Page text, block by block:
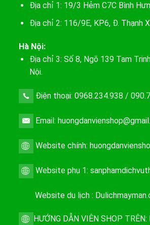
Địa chỉ 1: 19/3 Hẻm C7C Bình
Địa chỉ 2: 116/9E, KP6, Đ. Thạnh
Hà Nội:
Địa chỉ 3: Số 8, Ngõ 139 Tam
Nội.
Điện thoại: 0968.234.938 /
Email:
Website chính:
Website phụ 1:
Website du lịch :
HƯỚNG DẪN VIÊN SHOP TRÊN: